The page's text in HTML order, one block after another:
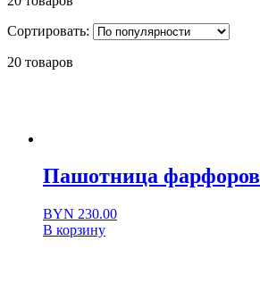
Сортировать:
20 товаров
Пашотница
BYN 230.00
В корзину